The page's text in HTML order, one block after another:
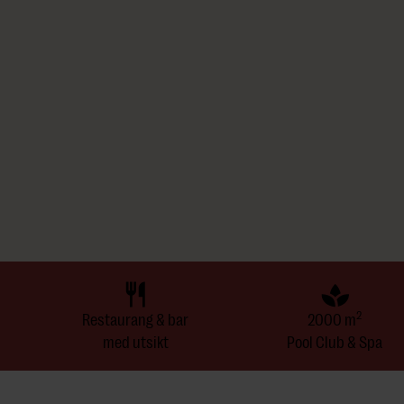
Restaurang & bar
med utsikt
2000 m2
Pool Club & Spa